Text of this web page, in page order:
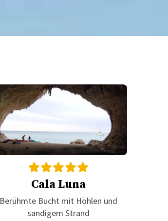
Cala Luna
Berühmte Bucht mit Höhlen und
sandigem Strand